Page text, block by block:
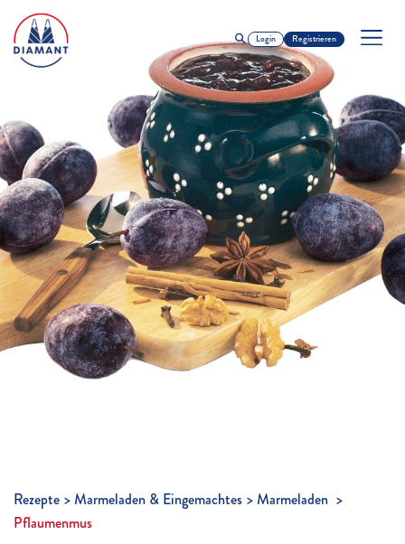
Login Registrieren
Rezepte Marmeladen & Eingemachtes
Marmeladen
Pflaumenmus